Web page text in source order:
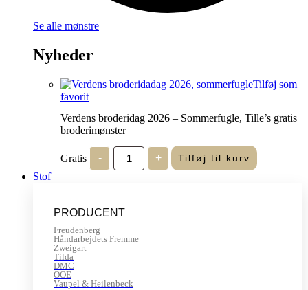
Se alle mønstre
Nyheder
Tilføj som
favorit
Verdens broderidag 2026 – Sommerfugle, Tille’s gratis
broderimønster
Gratis -
Verdens
broderidag
2026
Tille's
gratis
antal
+ Tilføj til kurv
Stof
PRODUCENT
Freudenberg
Håndarbejdets Fremme
Zweigart
Tilda
DMC
OOE
Vaupel & Heilenbeck